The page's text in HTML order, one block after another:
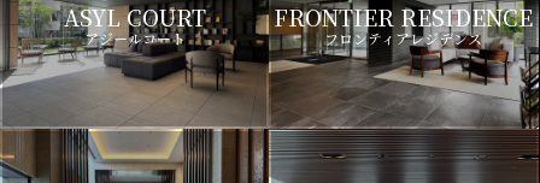
ASYL COURT
アジールコート
FRONTIER RESIDENCE
フロンティアレジデンス